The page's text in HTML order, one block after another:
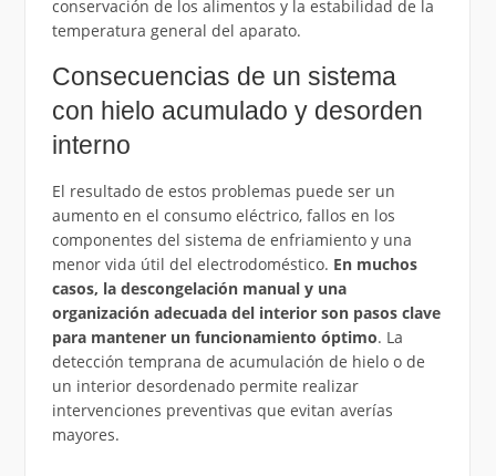
conservación de los alimentos y la estabilidad de la
temperatura general del aparato.
Consecuencias de un sistema
con hielo acumulado y desorden
interno
El resultado de estos problemas puede ser un
aumento en el consumo eléctrico, fallos en los
componentes del sistema de enfriamiento y una
menor vida útil del electrodoméstico. En muchos
casos, la descongelación manual y una
organización adecuada del interior son pasos clave
para mantener un funcionamiento óptimo. La
detección temprana de acumulación de hielo o de
un interior desordenado permite realizar
intervenciones preventivas que evitan averías
mayores.